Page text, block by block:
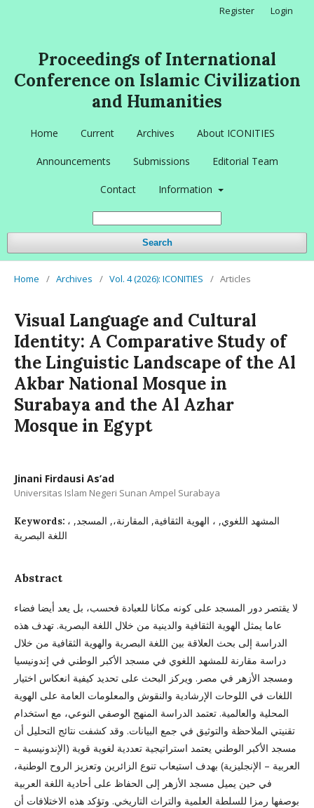
Proceedings of International
Conference on Islamic Civilization
and Humanities
Home Current Archives About ICONITIES
Announcements Submissions Editorial Team
Contact Information
Search
Register Login
Home / Archives / Vol. 4 (2026): ICONITIES / Articles
Visual Language and Cultural
Identity: A Comparative Study of
the Linguistic Landscape of the Al
Akbar National Mosque in
Surabaya and the Al Azhar
Mosque in Egypt
Jinani Firdausi As’ad
Universitas Islam Negeri Sunan Ampel Surabaya
Keywords: المشهد اللغوي, ، الهوية الثقافية, المقارنة،, المسجد, ،
اللغة البصرية
Abstract
لا يقتصر دور المسجد على كونه مكانا للعبادة فحسب، بل يعد أيضا فضاء
عاما يمثل الهوية الثقافية والدينية من خلال اللغة البصرية. تهدف هذه
الدراسة إلى بحث العلاقة بين اللغة البصرية والهوية الثقافية من خلال
دراسة مقارنة للمشهد اللغوي في مسجد الأكبر الوطني في إندونيسيا
ومسجد الأزهر في مصر. ويركز البحث على تحديد كيفية انعكاس اختيار
اللغات في اللوحات الإرشادية والنقوش والمعلومات العامة على الهوية
المحلية والعالمية. تعتمد الدراسة المنهج الوصفي النوعي، مع استخدام
تقنيتي الملاحظة والتوثيق في جمع البيانات. وقد كشفت نتائج التحليل أن
مسجد الأكبر الوطني يعتمد استراتيجية تعددية لغوية قوية (الإندونيسية –
العربية – الإنجليزية) بهدف استيعاب تنوع الزائرين وتعزيز الروح الوطنية،
في حين يميل مسجد الأزهر إلى الحفاظ على أحادية اللغة العربية
بوصفها رمزا للسلطة العلمية والتراث التاريخي. وتؤكد هذه الاختلافات أن